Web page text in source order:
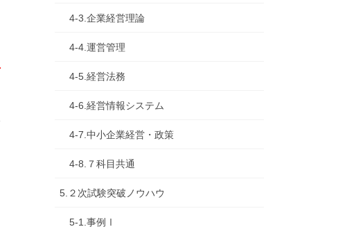
4-3.企業経営理論
4-4.運営管理
4-5.経営法務
4-6.経営情報システム
4-7.中小企業経営・政策
4-8.７科目共通
5.２次試験突破ノウハウ
5-1.事例Ⅰ